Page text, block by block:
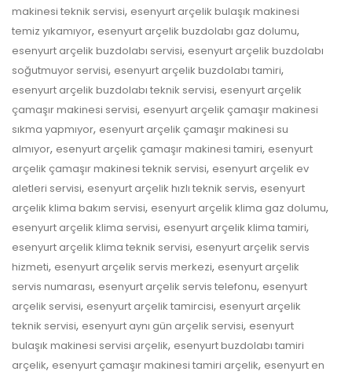
makinesi teknik servisi, esenyurt arçelik bulaşık makinesi
temiz yıkamıyor, esenyurt arçelik buzdolabı gaz dolumu,
esenyurt arçelik buzdolabı servisi, esenyurt arçelik buzdolabı
soğutmuyor servisi, esenyurt arçelik buzdolabı tamiri,
esenyurt arçelik buzdolabı teknik servisi, esenyurt arçelik
çamaşır makinesi servisi, esenyurt arçelik çamaşır makinesi
sıkma yapmıyor, esenyurt arçelik çamaşır makinesi su
almıyor, esenyurt arçelik çamaşır makinesi tamiri, esenyurt
arçelik çamaşır makinesi teknik servisi, esenyurt arçelik ev
aletleri servisi, esenyurt arçelik hızlı teknik servis, esenyurt
arçelik klima bakım servisi, esenyurt arçelik klima gaz dolumu,
esenyurt arçelik klima servisi, esenyurt arçelik klima tamiri,
esenyurt arçelik klima teknik servisi, esenyurt arçelik servis
hizmeti, esenyurt arçelik servis merkezi, esenyurt arçelik
servis numarası, esenyurt arçelik servis telefonu, esenyurt
arçelik servisi, esenyurt arçelik tamircisi, esenyurt arçelik
teknik servisi, esenyurt aynı gün arçelik servisi, esenyurt
bulaşık makinesi servisi arçelik, esenyurt buzdolabı tamiri
arçelik, esenyurt çamaşır makinesi tamiri arçelik, esenyurt en